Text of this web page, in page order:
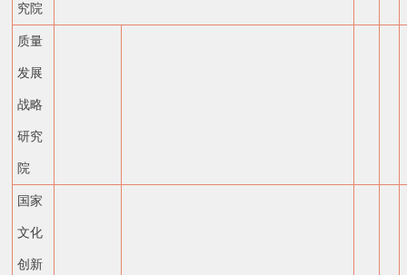
究院
质量
发展
战略
研究
院
国家
文化
创新